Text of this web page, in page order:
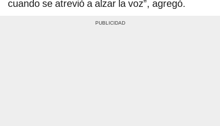
cuando se atrevió a alzar la voz”, agregó.